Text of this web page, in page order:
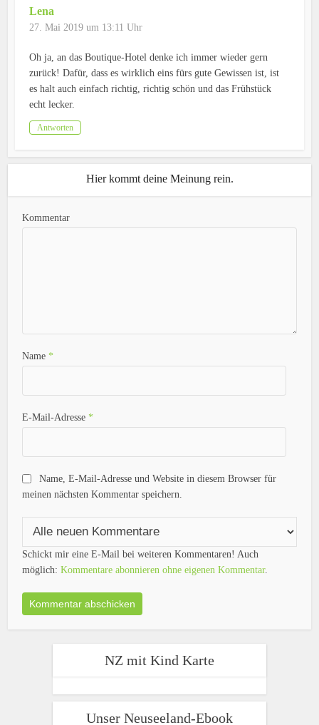
Lena
27. Mai 2019 um 13:11 Uhr
Oh ja, an das Boutique-Hotel denke ich immer wieder gern
zurück! Dafür, dass es wirklich eins fürs gute Gewissen ist, ist
es halt auch einfach richtig, richtig schön und das Frühstück
echt lecker.
Antworten
Hier kommt deine Meinung rein.
Kommentar
Name *
E-Mail-Adresse *
Name, E-Mail-Adresse und Website in diesem Browser für
meinen nächsten Kommentar speichern.
Schickt mir eine E-Mail bei weiteren Kommentaren! Auch
möglich:Kommentare abonnieren ohne eigenen Kommentar.
NZ mit Kind Karte
Unser Neuseeland-Ebook